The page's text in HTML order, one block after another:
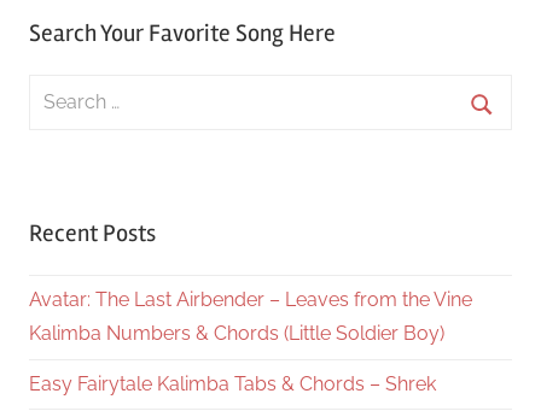
Search Your Favorite Song Here
Search
Recent Posts
Avatar: The Last Airbender – Leaves from the Vine
Kalimba Numbers & Chords (Little Soldier Boy)
Easy Fairytale Kalimba Tabs & Chords – Shrek